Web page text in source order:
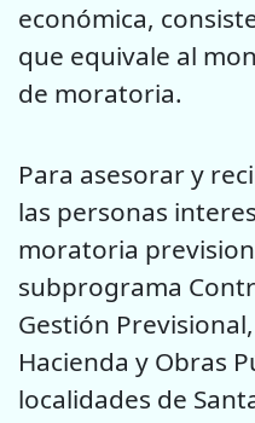
económica,
que equivale al
de moratoria.
Para asesorar y
las personas
moratoria
subprograma
Gestión
Hacienda y Obras
localidades de